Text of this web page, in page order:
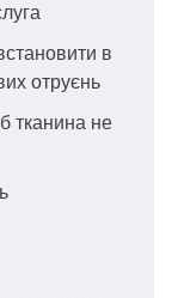
в
отруєнь
тканина не